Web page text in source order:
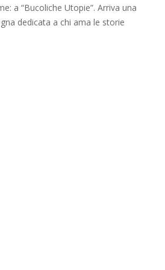
a “Bucoliche Utopie”. Arriva una
dedicata a chi ama le storie